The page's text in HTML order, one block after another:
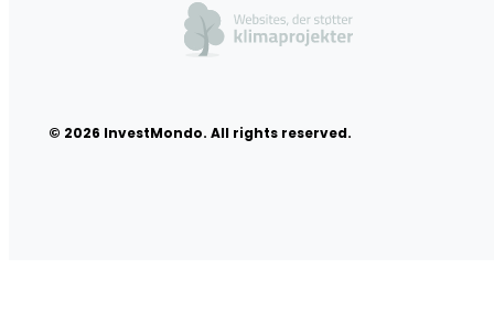
© 2026 InvestMondo. All rights reserved.